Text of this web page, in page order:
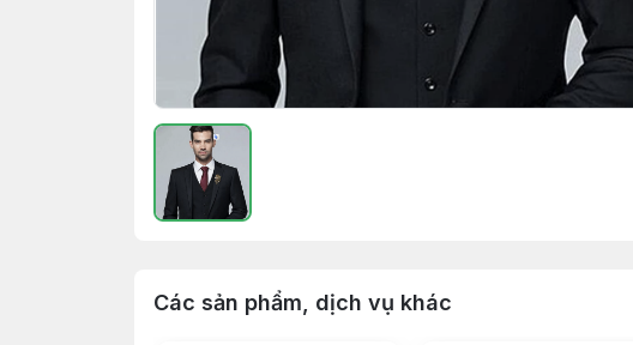
Các sản phẩm, dịch vụ khác